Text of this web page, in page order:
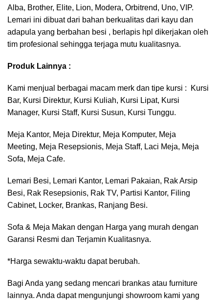
Alba, Brother, Elite, Lion, Modera, Orbitrend, Uno, VIP.
Lemari ini dibuat dari bahan berkualitas dari kayu dan
adapula yang berbahan besi , berlapis hpl dikerjakan oleh
tim profesional sehingga terjaga mutu kualitasnya.
Produk Lainnya :
Kami menjual berbagai macam merk dan tipe kursi :
Kursi
Bar, Kursi Direktur, Kursi Kuliah, Kursi Lipat, Kursi
Manager, Kursi Staff, Kursi Susun, Kursi Tunggu.
Meja Kantor, Meja Direktur, Meja Komputer, Meja
Meeting, Meja Resepsionis, Meja Staff, Laci Meja, Meja
Sofa, Meja Cafe.
Lemari Besi, Lemari Kantor, Lemari Pakaian, Rak Arsip
Besi, Rak Resepsionis, Rak TV, Partisi Kantor, Filing
Cabinet, Locker, Brankas, Ranjang Besi.
Sofa & Meja Makan dengan Harga yang murah dengan
Garansi Resmi dan Terjamin Kualitasnya.
*Harga sewaktu-waktu dapat berubah.
Bagi Anda yang sedang mencari brankas atau furniture
lainnya. Anda dapat mengunjungi showroom kami yang